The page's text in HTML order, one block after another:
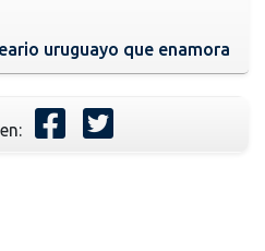
uruguayo que enamora